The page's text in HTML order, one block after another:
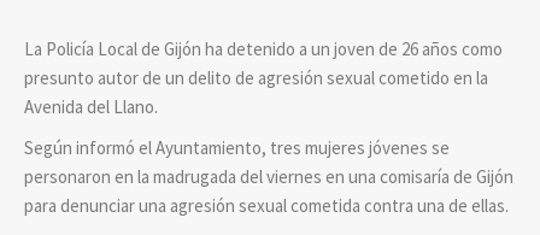
La Policía Local de Gijón ha detenido a un joven de 26 años como
presunto autor de un delito de agresión sexual cometido en la
Avenida del Llano.
Según informó el Ayuntamiento, tres mujeres jóvenes se
personaron en la madrugada del viernes en una comisaría de Gijón
para denunciar una agresión sexual cometida contra una de ellas.